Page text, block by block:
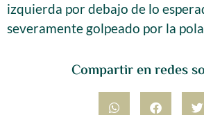
Compartir en redes
izquierda por debajo de lo
severamente golpeado por la